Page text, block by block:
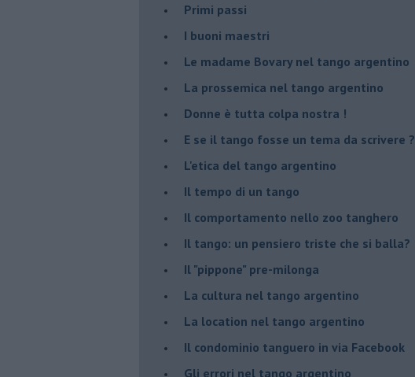
Primi passi
I buoni maestri
Le madame Bovary nel tango argentino
La prossemica nel tango argentino
Donne è tutta colpa nostra !
E se il tango fosse un tema da scrivere ?
L'etica del tango argentino
Il tempo di un tango
Il comportamento nello zoo tanghero
Il tango: un pensiero triste che si balla?
Il "pippone" pre-milonga
La cultura nel tango argentino
La location nel tango argentino
Il condominio tanguero in via Facebook
Gli errori nel tango argentino